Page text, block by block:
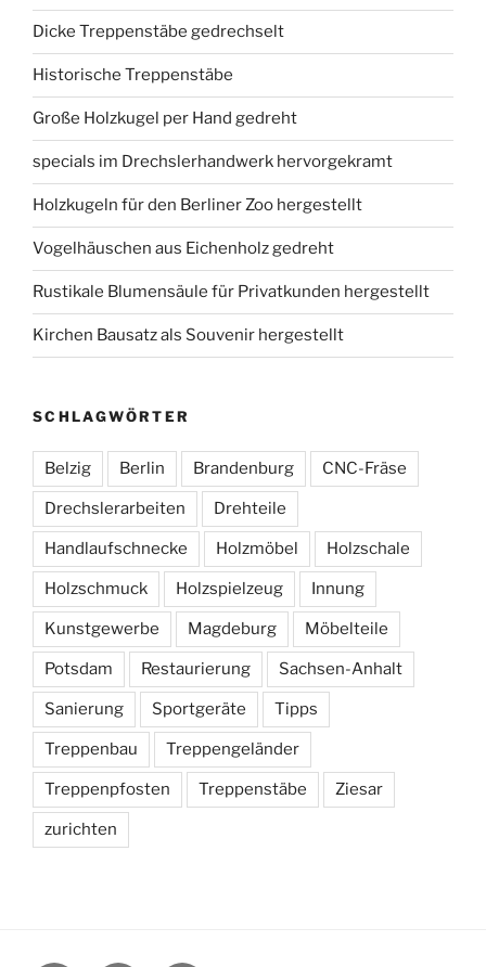
Dicke Treppenstäbe gedrechselt
Historische Treppenstäbe
Große Holzkugel per Hand gedreht
specials im Drechslerhandwerk hervorgekramt
Holzkugeln für den Berliner Zoo hergestellt
Vogelhäuschen aus Eichenholz gedreht
Rustikale Blumensäule für Privatkunden hergestellt
Kirchen Bausatz als Souvenir hergestellt
SCHLAGWÖRTER
Belzig Berlin Brandenburg CNC-Fräse
Drechslerarbeiten Drehteile
Handlaufschnecke Holzmöbel Holzschale
Holzschmuck Holzspielzeug Innung
Kunstgewerbe Magdeburg Möbelteile
Potsdam Restaurierung Sachsen-Anhalt
Sanierung Sportgeräte Tipps
Treppenbau Treppengeländer
Treppenpfosten Treppenstäbe Ziesar
zurichten